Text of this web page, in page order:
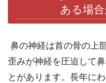
ある場
鼻の神経は首の骨の上
歪みが神経を圧迫して
とがあります。長年に